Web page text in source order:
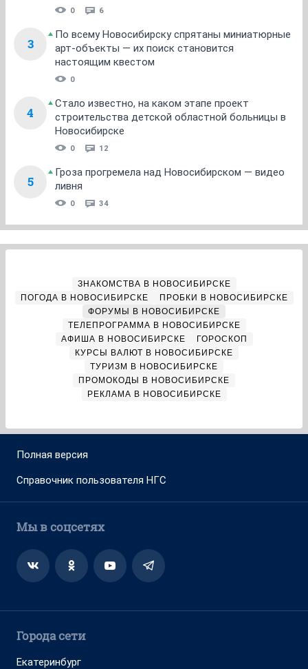
0 6
3
По всему Новосибирску спрятаны миниатюрные
арт-объекты — их поиск становится
настоящим квестом
0
4
Стало известно, на каком этапе проект
строительства детской областной больницы в
Новосибирске
0 12
5
Гроза прогремела над Новосибирском — видео
ливня
0 34
ЗНАКОМСТВА В НОВОСИБИРСКЕ
ПОГОДА В НОВОСИБИРСКЕ
ПРОБКИ В НОВОСИБИРСКЕ
ФОРУМЫ В НОВОСИБИРСКЕ
ТЕЛЕПРОГРАММА В НОВОСИБИРСКЕ
АФИША В НОВОСИБИРСКЕ
ГОРОСКОП
КУРСЫ ВАЛЮТ В НОВОСИБИРСКЕ
ТУРИЗМ В НОВОСИБИРСКЕ
ПРОМОКОДЫ В НОВОСИБИРСКЕ
РЕКЛАМА В НОВОСИБИРСКЕ
Полная версия
Справочник пользователя НГС
Мы в соцсетях
Города сети
Екатеринбург